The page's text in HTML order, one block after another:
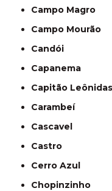
Campo Magro
Campo Mourão
Candói
Capanema
Capitão
Carambeí
Cascavel
Castro
Cerro Azul
Chopinzinho